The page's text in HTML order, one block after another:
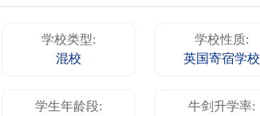
学校类型:
混校
学校性质:
英国寄宿学校
学生年龄段:
牛剑升学率: